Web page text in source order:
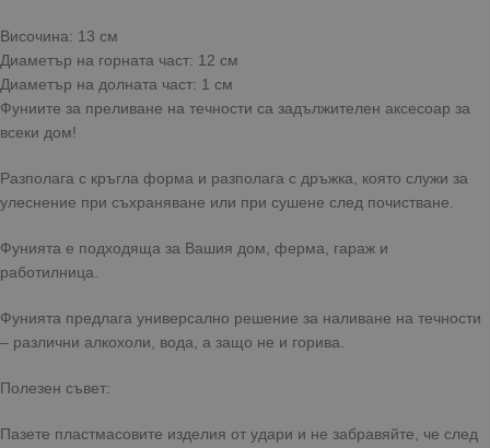
Височина: 13 см
Диаметър на горната част: 12 см
Диаметър на долната част: 1 см
Фуниите за преливане на течности са задължителен аксесоар за
всеки дом!
Разполага с кръгла форма и разполага с дръжка, която служи за
улеснение при съхраняване или при сушене след почистване.
Фунията е подходяща за Вашия дом, ферма, гараж и
работилница.
Фунията предлага универсално решение за наливане на течности
– различни алкохоли, вода, а защо не и горива.
Полезен съвет:
Пазете пластмасовите изделия от удари и не забравяйте, че след